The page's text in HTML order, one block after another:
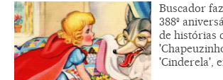
Buscador
388º
de histórias
'Cinderela',